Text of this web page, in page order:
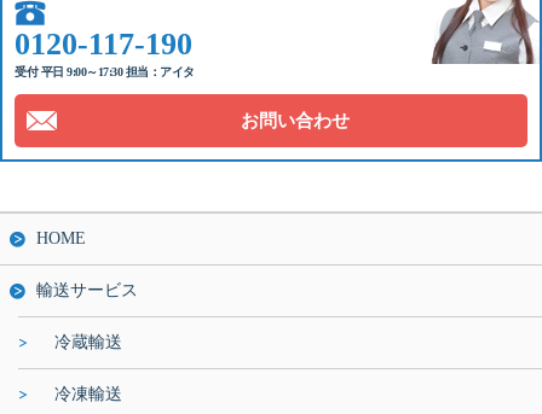
0120-117-190
受付 平日 9:00～17:30 担当：アイタ
お問い合わせ
HOME
輸送サービス
冷蔵輸送
冷凍輸送